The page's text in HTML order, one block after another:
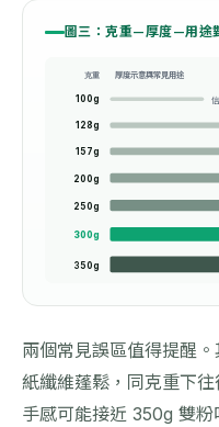
圖三：克重—厚度—用途
克重 厚度示意與常見用途
100g
128g
157g
200g
250g
300g
350g
兩個常見誤區值得提醒。
紙纖維蓬鬆，同克重下
手感可能接近 350g 雙粉